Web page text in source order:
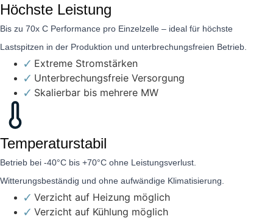
Höchste Leistung
Bis zu 70x C Performance pro Einzelzelle – ideal für höchste
Lastspitzen in der Produktion und unterbrechungsfreien Betrieb.
Extreme Stromstärken
Unterbrechungsfreie Versorgung
Skalierbar bis mehrere MW
Temperaturstabil
Betrieb bei -40°C bis +70°C ohne Leistungsverlust.
Witterungsbeständig und ohne aufwändige Klimatisierung.
Verzicht auf Heizung möglich
Verzicht auf Kühlung möglich